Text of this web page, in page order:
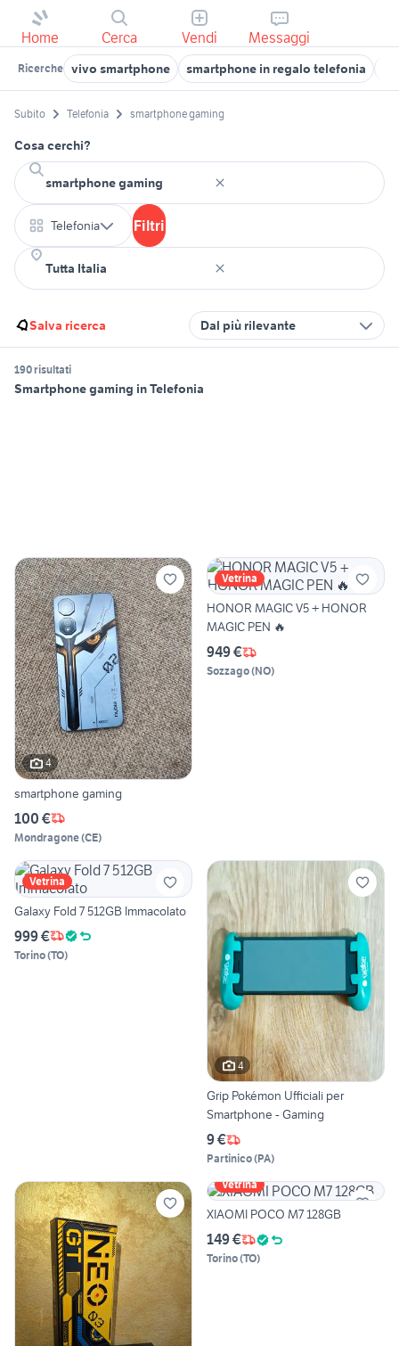
Home Cerca Vendi Messaggi
Ricerche vivo smartphone smartphone in regalo telefonia
Subito Telefonia smartphone gaming
Cosa cerchi?
Telefonia Filtri
Salva ricerca Dal più rilevante
190 risultati
Smartphone gaming in Telefonia
4
smartphone gaming
100 €
Mondragone(CE)
Vetrina
HONOR MAGIC V5 + HONOR
MAGIC PEN 🔥
949 €
Sozzago(NO)
Vetrina
Galaxy Fold 7 512GB Immacolato
999 €
Torino(TO)
4
Grip Pokémon Ufficiali per
Smartphone - Gaming
9 €
Partinico(PA)
Vetrina
XIAOMI POCO M7 128GB
149 €
Torino(TO)